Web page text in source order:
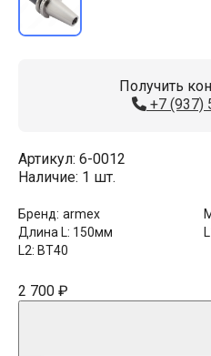
Получить
+7 (937)
Артикул: 6-0012
Наличие: 1 шт.
Бренд: armex
Длина L: 150мм
L2: BT40
2 700 ₽